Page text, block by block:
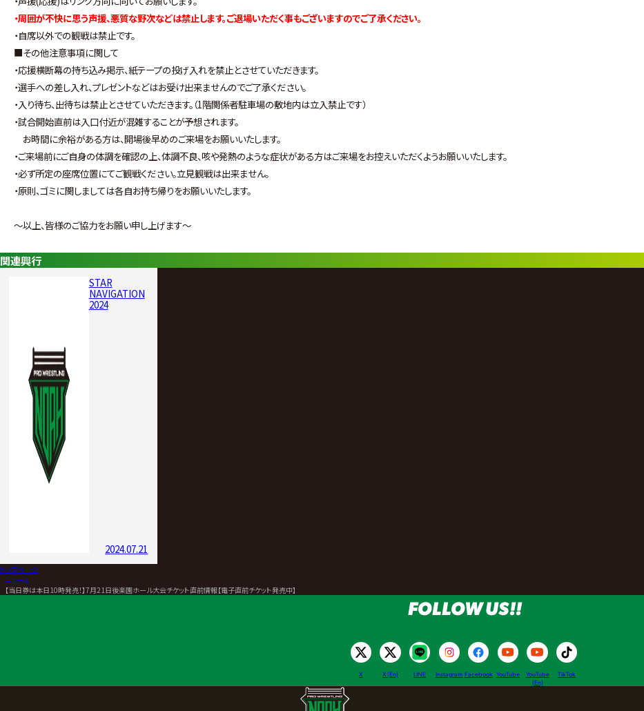
・周囲が不快に思う声援、悪質な野次などは禁止します。ご退場いただく事もございますのでご了承ください。
・自席以外での観戦は禁止です。
■その他注意事項に関して
・応援横断幕の持ち込み掲示、紙テープの投げ入れを禁止とさせていただきます。
・選手への差し入れ、プレゼントなどはお受け出来ませんのでご了承ください。
・入り待ち、出待ちは禁止とさせていただきます。（1階関係者駐車場の敷地内は立入禁止です）
・試合開始直前は入口付近が混雑することが予想されます。
お時間に余裕がある方は、開場後早めのご来場をお願いいたします。
・ご来場前にご自身の体調を確認の上、体調不良、咳や発熱のような症状がある方はご来場をお控えいただくようお願いいたします。
・必ず所定の座席位置にてご観戦ください。立見観戦は出来ません。
・原則、ゴミに関しましては各自お持ち帰りをお願いいたします。
～以上、皆様のご協力をお願い申し上げます～
関連興行
STAR
NAVIGATION
2024
2024.07.21
トップページ
ニュース
【当日券は本日10時発売！】7月21日後楽園ホール大会チケット直前情報【電子直前チケット発売中】
FOLLOW US!!
X X (En) LINE Instagram Facebook YouTube
YouTube
(En)
TikTok